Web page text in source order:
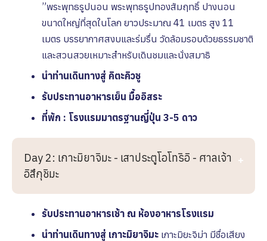
”พระพุทธรูปนอน พระพุทธรูปทองสัมฤทธิ์ ปางนอน
ขนาดใหญ่ที่สุดในโลก ยาวประมาณ 41 เมตร สูง 11
เมตร บรรยากาศสงบและร่มรื่น วัดล้อมรอบด้วยธรรมชาติ
และสวนสวยเหมาะสำหรับเดินชมและนั่งสมาธิ
นำท่านเดินทางสู่ คิตะคิวชู
รับประทานอาหารเย็น มื้ออิสระ
ที่พัก : โรงแรมมาตรฐานญี่ปุ่น 3-5 ดาว
Day 2: เกาะมิยาจิมะ - เสาประตูโอโทริอิ - ศาลเจ้า
อิสึกุชิมะ
รับประทานอาหารเช้า ณ ห้องอาหารโรงเเรม
นำท่านเดินทางสู่ เกาะมิยาจิมะ เกาะมิยะจิม่า มีชื่อเสียง